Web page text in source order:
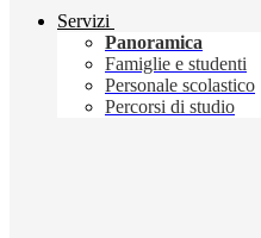
Servizi
Panoramica
Famiglie e studenti
Personale scolastico
Percorsi di studio